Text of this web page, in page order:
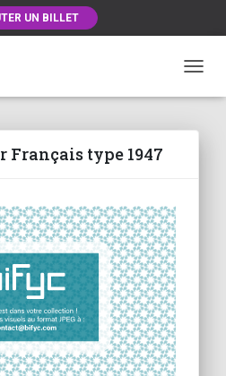
UN BILLET
Français type 1947